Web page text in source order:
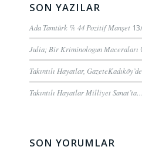
SON YAZILAR
Ada Tamtürk % 44 Pozitif Manşet
Julia; Bir Kriminologun Maceraları
Takıntılı Hayatlar,
Takıntılı Hayatlar Milliyet Sanat’ta…
SON YORUMLAR